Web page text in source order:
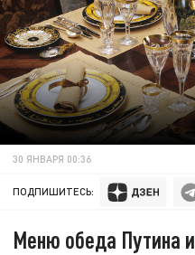
30 ЯНВАРЯ 00:36
ПОДПИШИТЕСЬ:
Меню обеда Путина